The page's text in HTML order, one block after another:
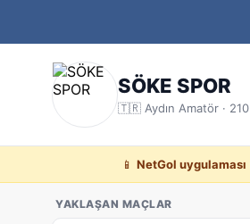
SÖKE SPOR
🇹🇷 Aydın Amatör · 210
📱 NetGol uygulaması
YAKLAŞAN MAÇLAR